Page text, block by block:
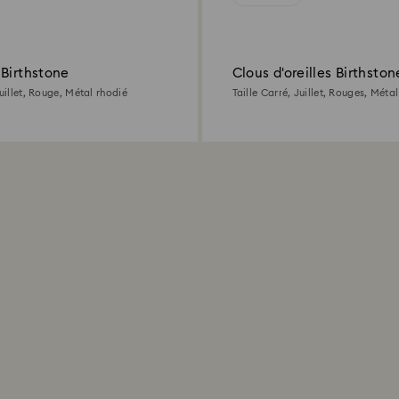
Rouge, Métal rhodié
Clous d'oreilles
Taille Carré, Juillet, Rouges,